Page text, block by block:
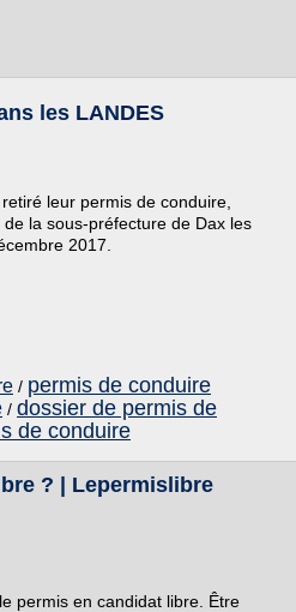
les LANDES
leur permis de conduire,
la sous-préfecture de Dax les
2017.
/ permis de conduire
/ dossier de permis de
de conduire
? | Lepermislibre
permis en candidat libre. Être